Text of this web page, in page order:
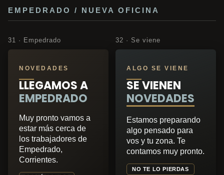
EMPEDRADO / NUEVA OFICINA
31 · Empedrado
NOVEDADES
LLEGAMOS A
EMPEDRADO
Muy pronto vamos a
estar más cerca de
los trabajadores de
Empedrado,
Corrientes.
32 · Se viene
ALGO SE VIENE
SE VIENEN
NOVEDADES
Estamos preparando
algo pensado para
vos y tu zona. Te
contamos muy pronto.
NO TE LO PIERDAS